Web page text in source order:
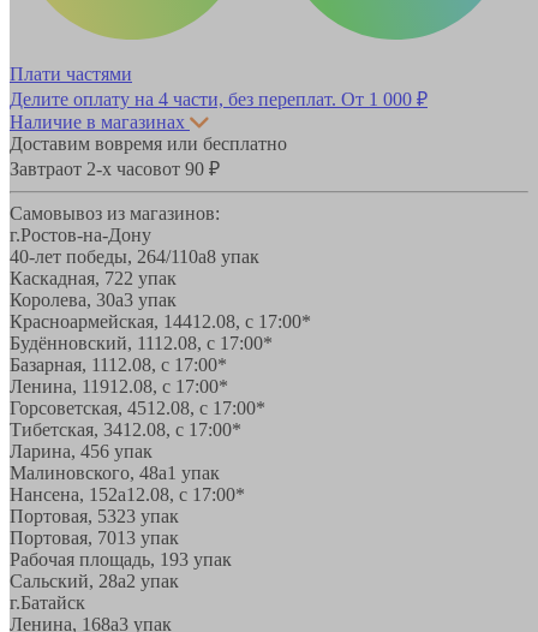
Плати частями
Делите оплату на 4 части, без переплат. От 1 000 ₽
Наличие в магазинах
Доставим вовремя или бесплатно
Завтраот 2-х часовот 90 ₽
Самовывоз из магазинов:
г.Ростов-на-Дону
40-лет победы, 264/110а8 упак
Каскадная, 722 упак
Королева, 30а3 упак
Красноармейская, 14412.08, с 17:00*
Будённовский, 1112.08, с 17:00*
Базарная, 1112.08, с 17:00*
Ленина, 11912.08, с 17:00*
Горсоветская, 4512.08, с 17:00*
Тибетская, 3412.08, с 17:00*
Ларина, 456 упак
Малиновского, 48а1 упак
Нансена, 152а12.08, с 17:00*
Портовая, 5323 упак
Портовая, 7013 упак
Рабочая площадь, 193 упак
Сальский, 28a2 упак
г.Батайск
Ленина, 168а3 упак